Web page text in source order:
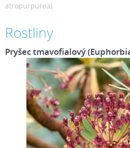
atropurpurea)
Rostliny
Pryšec tmavofialový